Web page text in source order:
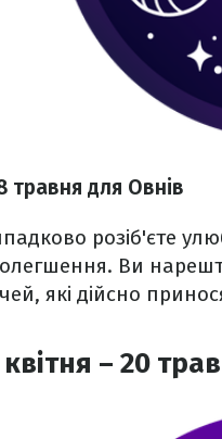
травня для Овнів
розіб'єте
Ви
які дійсно
– 20